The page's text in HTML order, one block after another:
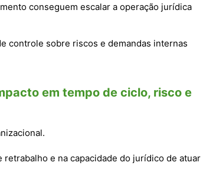
conseguem escalar a operação jurídica
controle sobre riscos e demandas internas
em tempo de ciclo, risco e
e na capacidade do jurídico de atuar